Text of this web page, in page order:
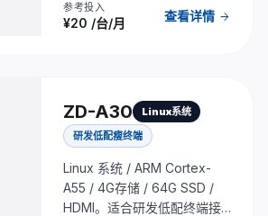
参考投入
¥20 /台/月 查看详情 arrow_forward
ZD-A30
Linux系统
研发低配瘦终端
Linux 系统 / ARM Cortex-
A55 / 4G存储 / 64G SSD /
HDMI。适合研发低配终端接